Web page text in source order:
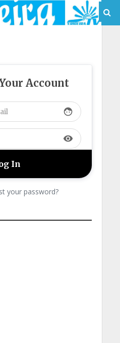
Account
face
visibility
your password?